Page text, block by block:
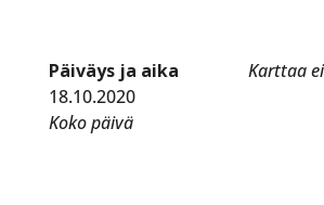
Karttaa
Päiväys ja aika
18.10.2020
Koko päivä